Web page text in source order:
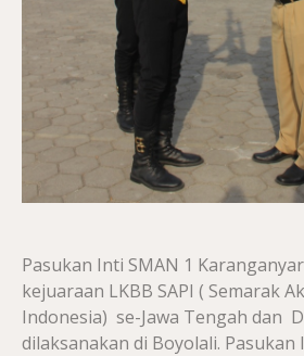
Pasukan Inti SMAN 1
kejuaraan LKBB SAPI ( Semarak
Indonesia) se-Jawa Tengah dan
dilaksanakan di Boyolali. Pasukan